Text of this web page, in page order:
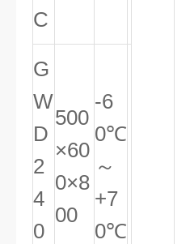
C
G
W
D
2
4
0
500
×60
0×8
00
-6
0℃
～
+7
0℃